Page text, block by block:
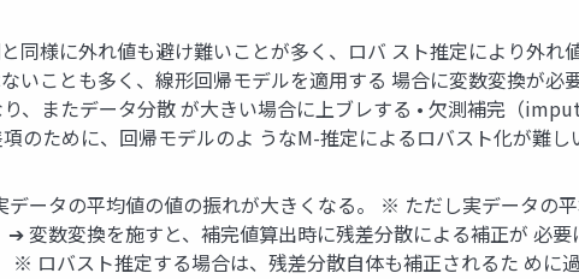
同様に外れ値も避け難いことが多く、ロバ スト推定により外
いことも多く、線形回帰モデルを適用する 場合に変数変換が
、またデータ分散 が大きい場合に上ブレする • 欠測補完（
のために、回帰モデルのよ うなM-推定によるロバスト化が難し
ータの平均値の値の振れが大きくなる。 ※ ただし実データの
変数変換を施すと、補完値算出時に残差分散による補正が 必
※ ロバスト推定する場合は、残差分散自体も補正されるた めに